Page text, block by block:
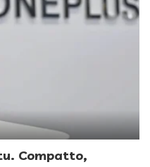
Compatto,